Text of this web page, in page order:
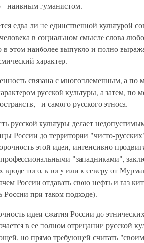
- наивным гуманистом.
едва ли не единственной культурой
в социальном смысле слова
этом наиболее выпукло и полно
характер.
связана с многоплеменным, а по
русской культуры, а затем, по
- и самого русского этноса.
русской культуры делает
России до территории "чисто-
этой идеи, интенсивно
"западниками",
вроде того, к югу или к северу от
России отдавать свою нефть и газ
России при таком подходе).
идеи сжатия России до
в ее полном отрицании русской
но прямо требующей считать